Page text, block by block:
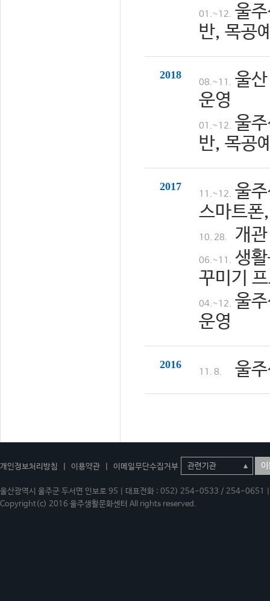
01.~12. 울
반, 목공
2018
08.~11. 울
운영
01.~12. 울
반, 목공
2017
11.~12. 울
스마트
10. 28. 개
06.~11. 생
꾸미기
04.~12. 울
운영
2016
11. 8. 울
개인정보처리방침 이용약관 이메일무단수집거부 이
울산광역시 울주군 두서면 인보로 95 | 대표전화 : 052) 254-0533 / 254-
Copyright(c) 2016 울주생활문화센터 All rights reserved.